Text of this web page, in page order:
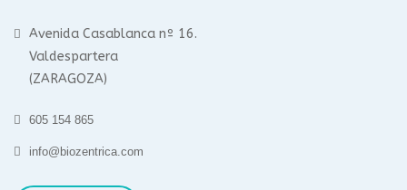
Avenida Casablanca nº 16.
Valdespartera
(ZARAGOZA)
605 154 865
info@biozentrica.com